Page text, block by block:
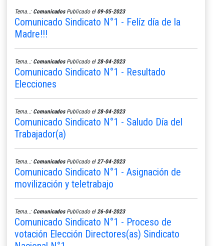
Tema..: ComunicadosPublicado el 09-05-2023
Comunicado Sindicato N°1 - Felíz día de la
Madre!!!
Tema..: ComunicadosPublicado el 28-04-2023
Comunicado Sindicato N°1 - Resultado
Elecciones
Tema..: ComunicadosPublicado el 28-04-2023
Comunicado Sindicato N°1 - Saludo Día del
Trabajador(a)
Tema..: ComunicadosPublicado el 27-04-2023
Comunicado Sindicato N°1 - Asignación de
movilización y teletrabajo
Tema..: ComunicadosPublicado el 26-04-2023
Comunicado Sindicato N°1 - Proceso de
votación Elección Directores(as) Sindicato